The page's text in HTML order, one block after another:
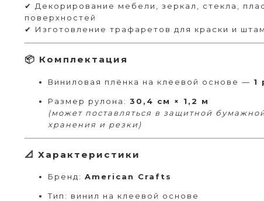
✔ Декорирование мебели, зеркал, стекла,
поверхностей
✔ Изготовление трафаретов для краски и
📦 Комплектация
Виниловая плёнка на клеевой основе — 1
Размер рулона: 30,4 см × 1,2 м
(может поставляться в защитной
хранения и резки)
📐 Характеристики
Бренд: American Crafts
Тип: винил на клеевой основе